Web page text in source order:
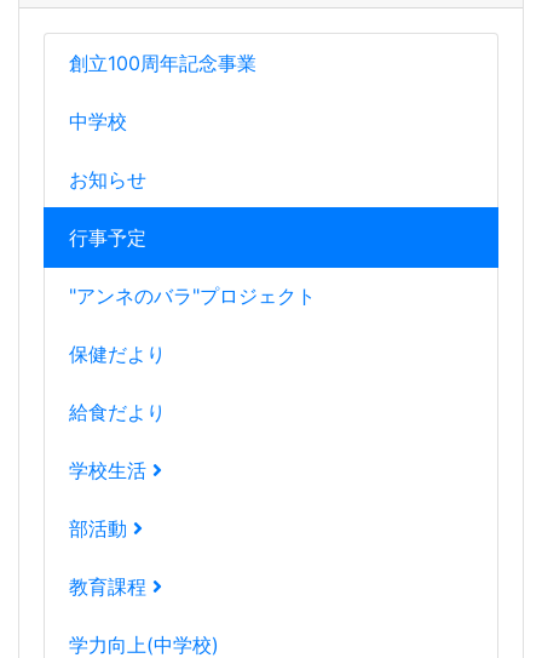
創立100周年記念事業
中学校
お知らせ
行事予定
"アンネのバラ"プロジェクト
保健だより
給食だより
学校生活
部活動
教育課程
学力向上(中学校)